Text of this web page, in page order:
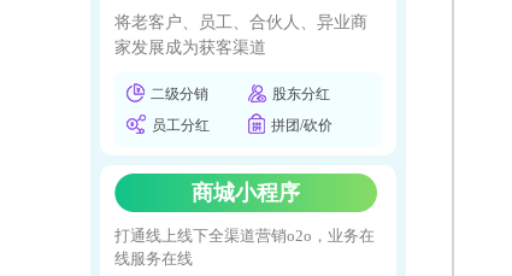
将老客户、员工、合伙人、异业商
家发展成为获客渠道
二级分销
股东分红
员工分红
拼团/砍价
商城小程序
打通线上线下全渠道营销o2o，业务在
线服务在线